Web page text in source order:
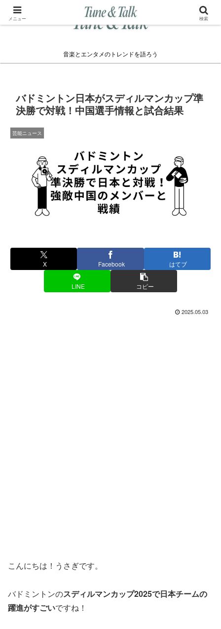
音楽とエンタメのトレンドを語ろう
バドミントン日本がスディルマンカップ準
決勝で対戦！中国選手情報と試合結果
芸能ニュース
X Facebook はてブ
LINE コピー
2025.05.03
こんにちは！うさぎです。
バドミントンのスディルマンカップ2025で日本チームの
躍進がすごいですね！
メニュー 検索